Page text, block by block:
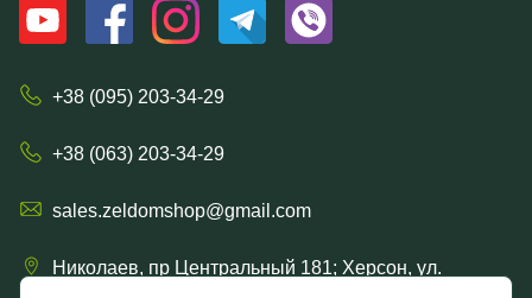
+38 (095) 203-34-29
+38 (063) 203-34-29
sales.zeldomshop@gmail.com
Николаев, пр Центральный 181; Херсон, ул.